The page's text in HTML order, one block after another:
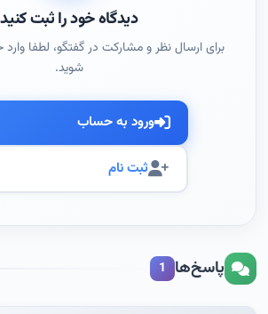
دیدگاه خود را ثبت کنید
برای ارسال نظر و مشارکت در گفتگو، لطفا
شوید.
ورود به حساب
ثبت نام
پاسخ‌ها 1